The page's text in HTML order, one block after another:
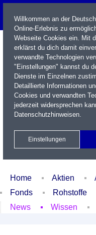
Name / WKN / ISIN / Kürzel
Xetra Realtime
Home Aktien
Fonds
Rohstoffe
News
Wissen
Willkommen an der
Online-Erlebnis zu
Webseite Cookies ein. Mit
erklärst du dich damit
verwandte Technologien
"Einstellungen" kannst du
Dienste im Einzelnen
Detaillierte Informationen
Cookies und verwandten
jederzeit widersprechen
Datenschutzhinweisen.
Einstellungen